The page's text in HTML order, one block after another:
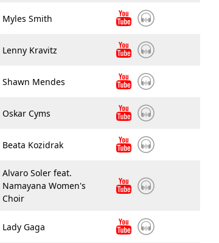
Myles Smith
Lenny Kravitz
Shawn Mendes
Oskar Cyms
Beata Kozidrak
Alvaro Soler feat.
Namayana Women's
Choir
Lady Gaga